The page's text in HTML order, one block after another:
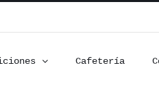
Cafetería